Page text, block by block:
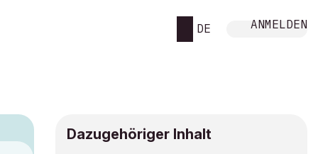
DE ANMELDEN
Dazugehöriger Inhalt